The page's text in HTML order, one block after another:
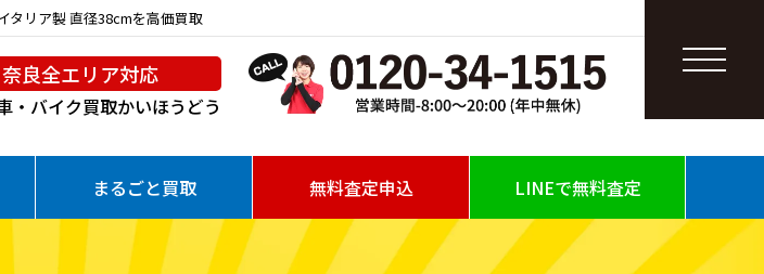
タリア製 直径38cmを高価買取
良全エリア対応
・バイク買取かいほうどう
まるごと買取 無料査定申込 LINEで無料査定